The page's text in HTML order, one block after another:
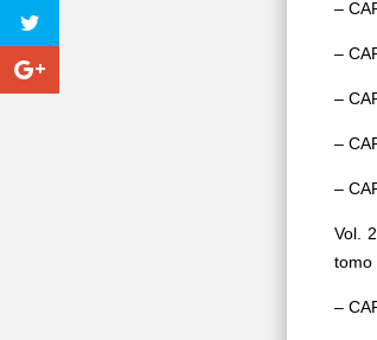
–
–
–
–
–
Vol.
tomo
–